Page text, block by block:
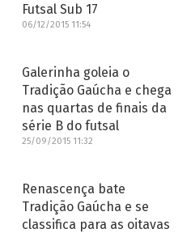
Futsal Sub 17
06/12/2015 11:54
Galerinha goleia o
Tradição Gaúcha e chega
nas quartas de finais da
série B do futsal
25/09/2015 11:32
Renascença bate
Tradição Gaúcha e se
classifica para as oitavas